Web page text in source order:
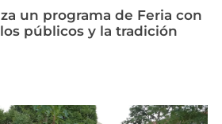
un programa de Feria con
públicos y la tradición